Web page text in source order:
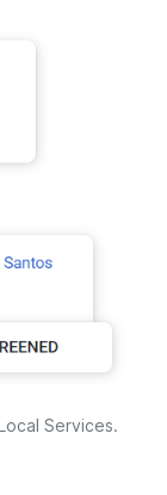
Services.